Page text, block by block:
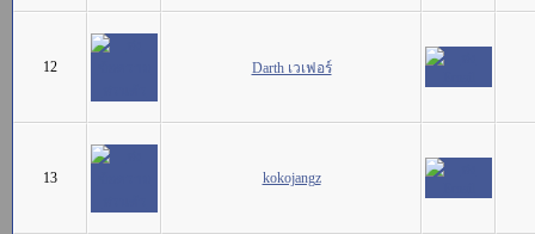
12 Darth เวเฟอร์
13 kokojangz